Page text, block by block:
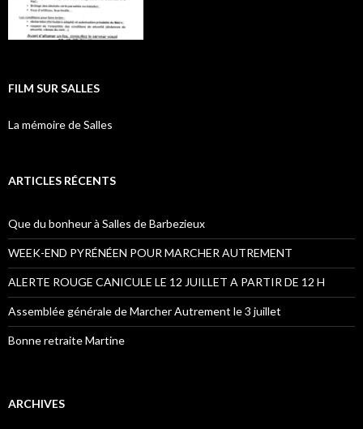
FILM SUR SALLES
La mémoire de Salles
ARTICLES RÉCENTS
Que du bonheur à Salles de Barbezieux
WEEK-END PYRÉNÉEN POUR MARCHER AUTREMENT
ALERTE ROUGE CANICULE LE 12 JUILLET A PARTIR DE 12 H
Assemblée générale de Marcher Autrement le 3 juillet
Bonne retraite Martine
ARCHIVES